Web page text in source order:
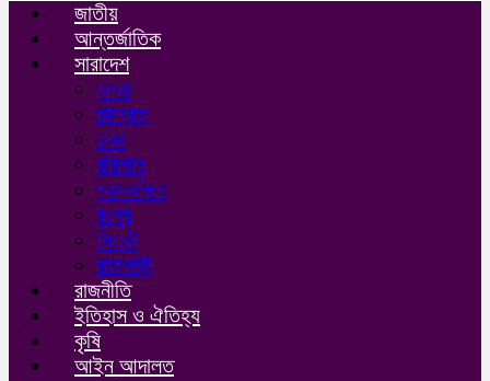
জাতীয়
আন্তর্জাতিক
সারাদেশ
খুলনা
চট্টগ্রাম
ঢাকা
বরিশাল
ময়মনসিংহ
রংপুর
সিলেট
রাজশাহী
রাজনীতি
ইতিহাস ও ঐতিহ্য
কৃষি
আইন আদালত